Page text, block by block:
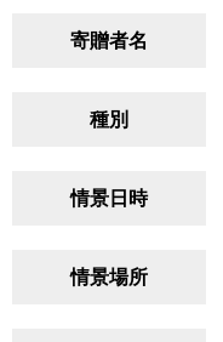
寄贈者名
種別
情景日時
情景場所